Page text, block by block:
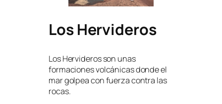
Los Hervideros
Los Hervideros son unas
formaciones volcánicas donde el
mar golpea con fuerza contra las
rocas.